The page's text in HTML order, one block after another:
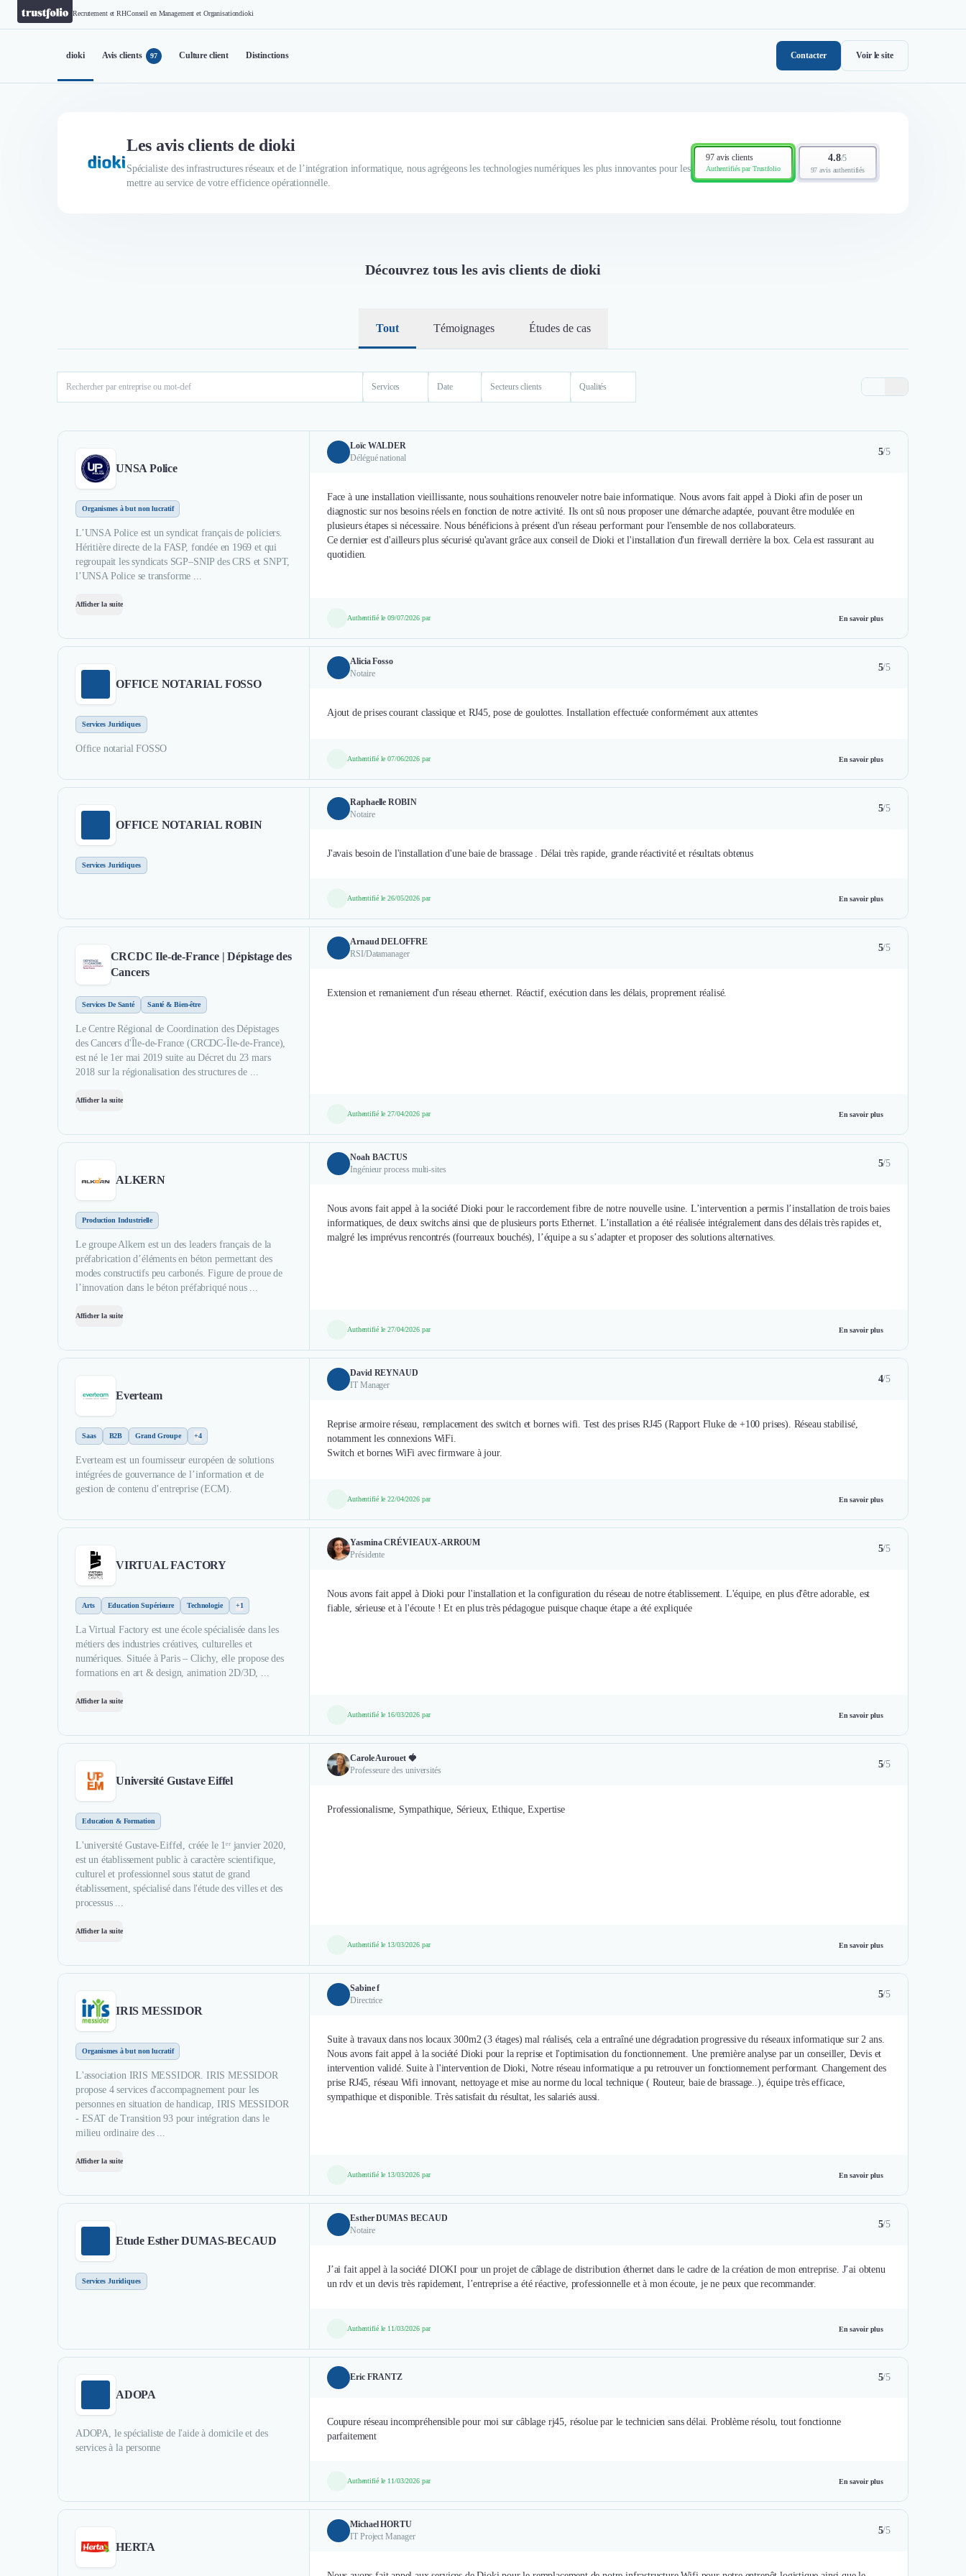
Recrutement et RHConseil en Management et Organisationdioki
Contacter Voir le site
dioki Avis clients 97 Culture client Distinctions
Les avis clients de dioki
Spécialiste des infrastructures réseaux et de l’intégration informatique, nous agrégeons les technologies numériques les plus innovantes pour les
mettre au service de votre efficience opérationnelle.
97 avis clients
Authentifiés par Trustfolio
4.8/5
97 avis authentifiés
Découvrez tous les avis clients de dioki
Tout Témoignages Études de cas
Services Date Secteurs clients Qualités
UNSA Police
Organismes à but non lucratif
L’UNSA Police est un syndicat français de policiers.
Héritière directe de la FASP, fondée en 1969 et qui
regroupait les syndicats SGP–SNIP des CRS et SNPT,
l’UNSA Police se transforme ...
Afficher la suite
Loïc WALDER
Délégué national
5/5
Face à une installation vieillissante, nous souhaitions renouveler notre baie informatique. Nous avons fait appel à Dioki afin de poser un
diagnostic sur nos besoins réels en fonction de notre activité. Ils ont sû nous proposer une démarche adaptée, pouvant être modulée en
plusieurs étapes si nécessaire. Nous bénéficions à présent d'un réseau performant pour l'ensemble de nos collaborateurs.
Ce dernier est d'ailleurs plus sécurisé qu'avant grâce aux conseil de Dioki et l'installation d'un firewall derrière la box. Cela est rassurant au
quotidien.
Authentifié le 09/07/2026 par En savoir plus
OFFICE NOTARIAL FOSSO
Services Juridiques
Office notarial FOSSO
Alicia Fosso
Notaire
5/5
Ajout de prises courant classique et RJ45, pose de goulottes. Installation effectuée conformément aux attentes
Authentifié le 07/06/2026 par En savoir plus
OFFICE NOTARIAL ROBIN
Services Juridiques
Raphaelle ROBIN
Notaire
5/5
J'avais besoin de l'installation d'une baie de brassage . Délai très rapide, grande réactivité et résultats obtenus
Authentifié le 26/05/2026 par En savoir plus
CRCDC Ile-de-France | Dépistage des
Cancers
Services De Santé Santé & Bien-être
Le Centre Régional de Coordination des Dépistages
des Cancers d'Île-de-France (CRCDC-Île-de-France),
est né le 1er mai 2019 suite au Décret du 23 mars
2018 sur la régionalisation des structures de ...
Afficher la suite
Arnaud DELOFFRE
RSI/Datamanager
5/5
Extension et remaniement d'un réseau ethernet. Réactif, exécution dans les délais, proprement réalisé.
Authentifié le 27/04/2026 par En savoir plus
ALKERN
Production Industrielle
Le groupe Alkern est un des leaders français de la
préfabrication d’éléments en béton permettant des
modes constructifs peu carbonés. Figure de proue de
l’innovation dans le béton préfabriqué nous ...
Afficher la suite
Noah BACTUS
Ingénieur process multi-sites
5/5
Nous avons fait appel à la société Dioki pour le raccordement fibre de notre nouvelle usine. L’intervention a permis l’installation de trois baies
informatiques, de deux switchs ainsi que de plusieurs ports Ethernet. L’installation a été réalisée intégralement dans des délais très rapides et,
malgré les imprévus rencontrés (fourreaux bouchés), l’équipe a su s’adapter et proposer des solutions alternatives.
Authentifié le 27/04/2026 par En savoir plus
Everteam
Saas B2B Grand Groupe +4
Everteam est un fournisseur européen de solutions
intégrées de gouvernance de l’information et de
gestion de contenu d’entreprise (ECM).
David REYNAUD
IT Manager
4/5
Reprise armoire réseau, remplacement des switch et bornes wifi. Test des prises RJ45 (Rapport Fluke de +100 prises). Réseau stabilisé,
notamment les connexions WiFi.
Switch et bornes WiFi avec firmware à jour.
Authentifié le 22/04/2026 par En savoir plus
VIRTUAL FACTORY
Arts Education Supérieure Technologie +1
La Virtual Factory est une école spécialisée dans les
métiers des industries créatives, culturelles et
numériques. Située à Paris – Clichy, elle propose des
formations en art & design, animation 2D/3D, ...
Afficher la suite
Yasmina CRÉVIEAUX-ARROUM
Présidente
5/5
Nous avons fait appel à Dioki pour l'installation et la configuration du réseau de notre établissement. L'équipe, en plus d'être adorable, est
fiable, sérieuse et à l'écoute ! Et en plus très pédagogue puisque chaque étape a été expliquée
Authentifié le 16/03/2026 par En savoir plus
Université Gustave Eiffel
Education & Formation
L'université Gustave-Eiffel, créée le 1ᵉʳ janvier 2020,
est un établissement public à caractère scientifique,
culturel et professionnel sous statut de grand
établissement, spécialisé dans l'étude des villes et des
processus ...
Afficher la suite
Carole Aurouet 🍓
Professeure des universités
5/5
Professionalisme, Sympathique, Sérieux, Ethique, Expertise
Authentifié le 13/03/2026 par En savoir plus
IRIS MESSIDOR
Organismes à but non lucratif
L'association IRIS MESSIDOR. IRIS MESSIDOR
propose 4 services d'accompagnement pour les
personnes en situation de handicap, IRIS MESSIDOR
- ESAT de Transition 93 pour intégration dans le
milieu ordinaire des ...
Afficher la suite
Sabine f
Directrice
5/5
Suite à travaux dans nos locaux 300m2 (3 étages) mal réalisés, cela a entraîné une dégradation progressive du réseaux informatique sur 2 ans.
Nous avons fait appel à la société Dioki pour la reprise et l'optimisation du fonctionnement. Une première analyse par un conseiller, Devis et
intervention validé. Suite à l'intervention de Dioki, Notre réseau informatique a pu retrouver un fonctionnement performant. Changement des
prise RJ45, réseau Wifi innovant, nettoyage et mise au norme du local technique ( Routeur, baie de brassage..), équipe très efficace,
sympathique et disponible. Très satisfait du résultat, les salariés aussi.
Authentifié le 13/03/2026 par En savoir plus
Etude Esther DUMAS-BECAUD
Services Juridiques
Esther DUMAS BECAUD
Notaire
5/5
J’ai fait appel à la société DIOKI pour un projet de câblage de distribution éthernet dans le cadre de la création de mon entreprise. J’ai obtenu
un rdv et un devis très rapidement, l’entreprise a été réactive, professionnelle et à mon écoute, je ne peux que recommander.
Authentifié le 11/03/2026 par En savoir plus
ADOPA
ADOPA, le spécialiste de l'aide à domicile et des
services à la personne
Eric FRANTZ 5/5
Coupure réseau incompréhensible pour moi sur câblage rj45, résolue par le technicien sans délai. Problème résolu, tout fonctionne
parfaitement
Authentifié le 11/03/2026 par En savoir plus
HERTA
Michael HORTU
IT Project Manager
5/5